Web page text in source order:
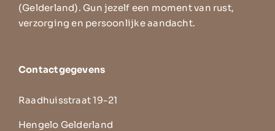
(Gelderland). Gun jezelf een moment van rust,
verzorging en persoonlijke aandacht.
Contactgegevens
Raadhuisstraat 19-21
Hengelo Gelderland